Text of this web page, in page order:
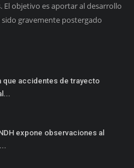
objetivo es aportar al desarrollo
gravemente postergado
que accidentes de trayecto
expone observaciones al